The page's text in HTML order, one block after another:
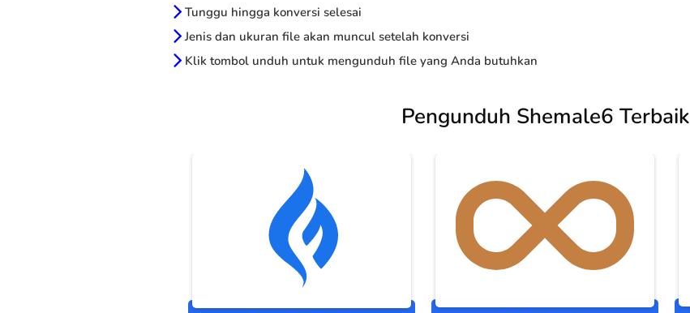
Tunggu hingga konversi selesai
Jenis dan ukuran file akan muncul setelah konversi
Klik tombol unduh untuk mengunduh file yang Anda butuhkan
Pengunduh Shemale6 Terbaik